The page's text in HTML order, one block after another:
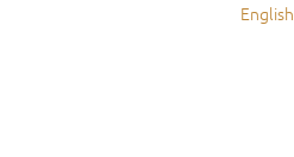
English